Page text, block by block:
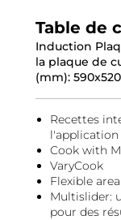
Table de
Induction
la plaque de
(mm):
Recettes
l'application
Cook with
VaryCook
Flexible area
Multislider:
pour des